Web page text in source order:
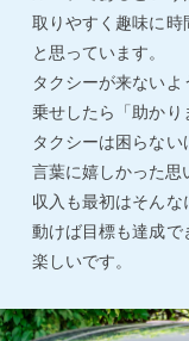
取りやすく趣味に時
と思っています。
タクシーが来ない
乗せしたら「助かり
タクシーは困らな
言葉に嬉しかった思
収入も最初はそん
動けば目標も達成
楽しいです。